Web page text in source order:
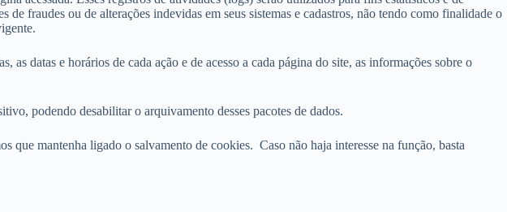
fraudes ou de alterações indevidas em seus sistemas e cadastros, não tendo como finalidade o
as datas e horários de cada ação e de acesso a cada página do site, as informações sobre o
podendo desabilitar o arquivamento desses pacotes de dados.
que mantenha ligado o salvamento de cookies. Caso não haja interesse na função, basta